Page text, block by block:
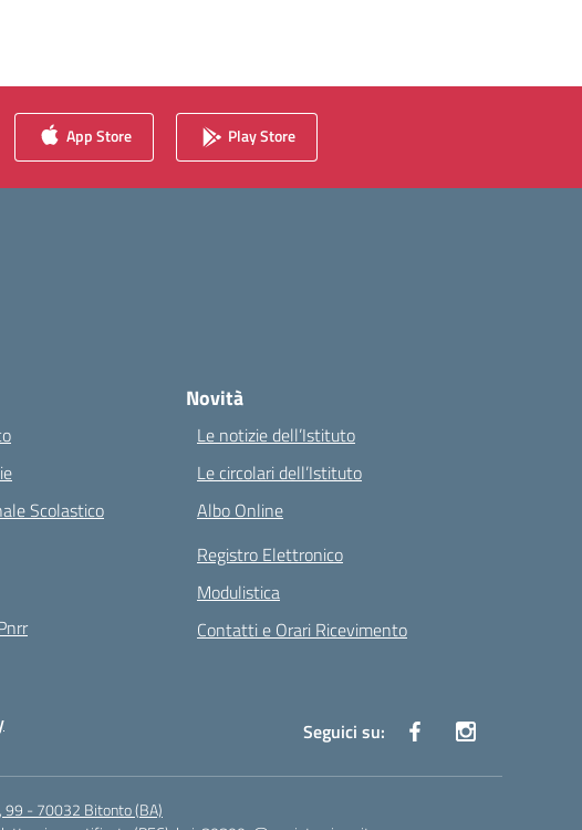
App Store Play Store
Scolastico
Novità
Le notizie dell’Istituto
Le circolari dell’Istituto
Albo Online
Registro Elettronico
Modulistica
Contatti e Orari Ricevimento
Seguici su:
99 - 70032 Bitonto (BA)